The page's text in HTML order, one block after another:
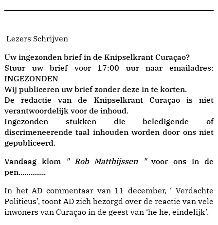
Lezers Schrijven
Uw ingezonden brief in de Knipselkrant Curaçao?
Stuur uw brief voor 17:00 uur naar emailadres:
INGEZONDEN
Wij publiceren uw brief zonder deze in te korten.
De redactie van de Knipselkrant Curaçao is niet
verantwoordelijk voor de inhoud.
Ingezonden stukken die beledigende of
discrimeneerende taal inhouden worden door ons niet
gepubliceerd.
Vandaag klom
" Rob Matthijssen " voor ons in de
pen..............
In het AD commentaar van 11 december, ‘ Verdachte
Politicus’, toont AD zich bezorgd over de reactie van vele
inwoners van Curaçao in de geest van ‘he he, eindelijk’.